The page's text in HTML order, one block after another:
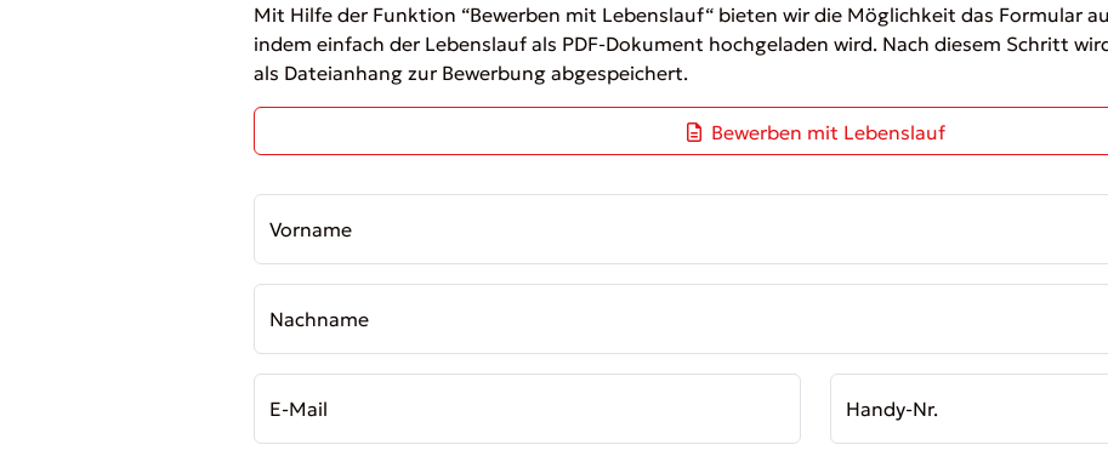
Mit Hilfe der Funktion “Bewerben mit Lebenslauf“ bieten wir die Möglichkeit das Formular
indem einfach der Lebenslauf als PDF-Dokument hochgeladen wird. Nach diesem Schritt
als Dateianhang zur Bewerbung abgespeichert.
Bewerben mit Lebenslauf
Vorname
Nachname
E-Mail Handy-Nr.